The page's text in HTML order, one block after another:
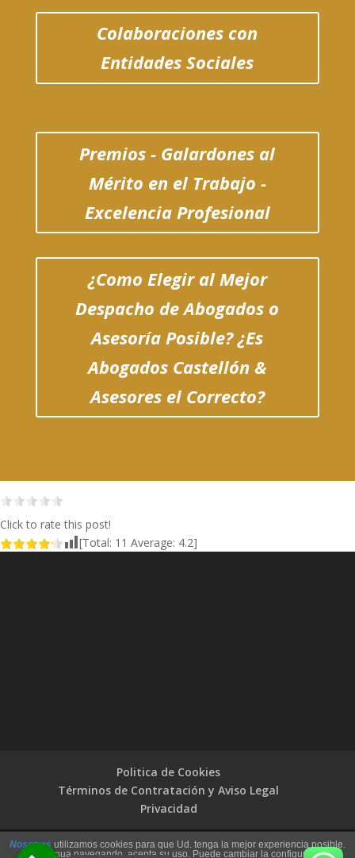
Colaboraciones con
Entidades Sociales
Premios - Galardones al
Mérito en el Trabajo -
Excelencia Profesional
¿Como Elegir al Mejor
Despacho de Abogados o
Asesoría Posible? ¿Es
Abogados Castellón &
Asesores el Correcto?
Click to rate this post!
[Total: 11 Average: 4.2]
Politica de Cookies
Términos de Contratación y Aviso Legal
Privacidad
Copyright © Fausto Abogados | Rights Reserved
Nosotros utilizamos cookies para que Ud. tenga la mejor experiencia posible.
Si continua navegando, acepta su uso. Puede cambiar la configuración,